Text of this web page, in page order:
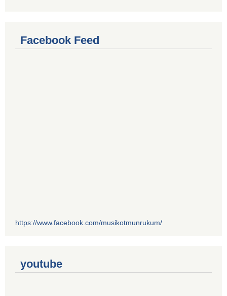
Facebook Feed
https://www.facebook.com/musikotmunrukum/
youtube